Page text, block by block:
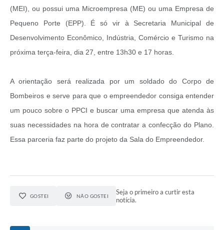
(MEI), ou possui uma Microempresa (ME) ou uma Empresa de
Pequeno Porte (EPP). É só vir à Secretaria Municipal de
Desenvolvimento Econômico, Indústria, Comércio e Turismo na
próxima terça-feira, dia 27, entre 13h30 e 17 horas.
A orientação será realizada por um soldado do Corpo de
Bombeiros e serve para que o empreendedor consiga entender
um pouco sobre o PPCI e buscar uma empresa que atenda às
suas necessidades na hora de contratar a confecção do Plano.
Essa parceria faz parte do projeto da Sala do Empreendedor.
GOSTEI NÃO GOSTEI
Seja o primeiro a curtir esta
notícia.